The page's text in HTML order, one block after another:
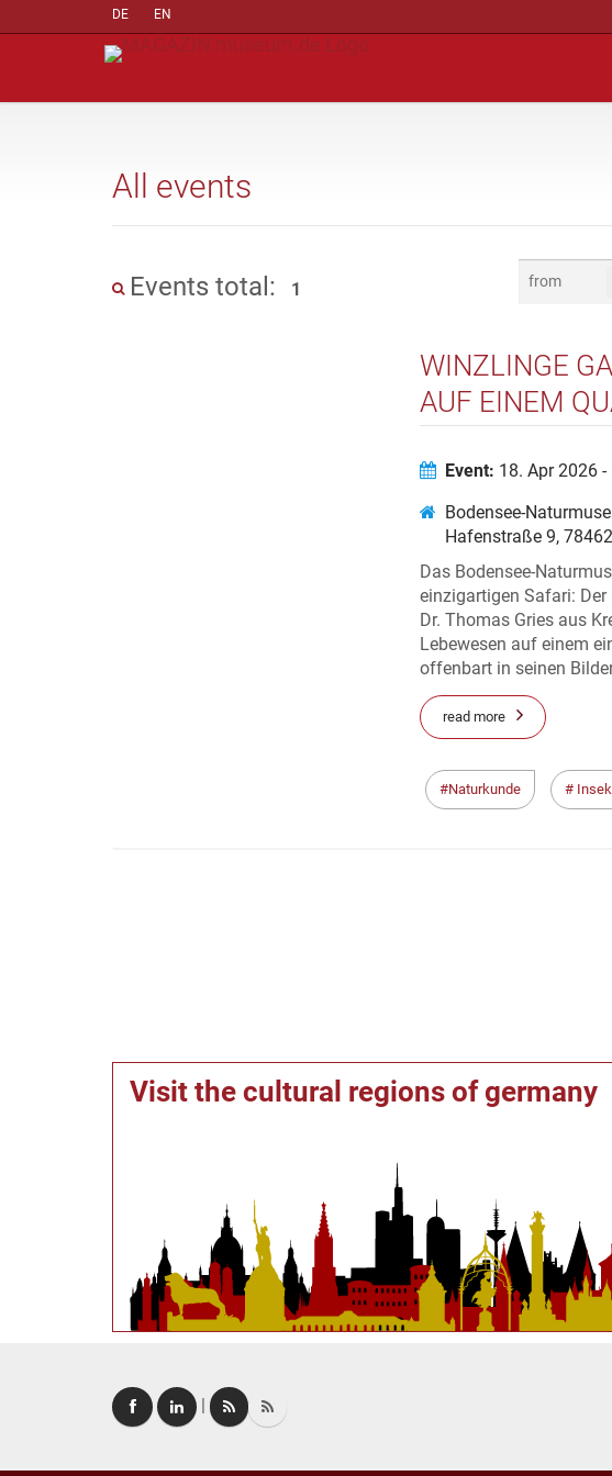
DE EN
All events
Events total: 1
WINZLINGE
UF EINEM
Event: 18. Apr 2026
Bodensee-
Hafenstraße 9,
Das Bodensee-
einzigartigen Safari:
Dr. Thomas Gries aus
Lebewesen auf einem
offenbart in seinen
read more
Naturkunde
Visit the cultural regions of germany